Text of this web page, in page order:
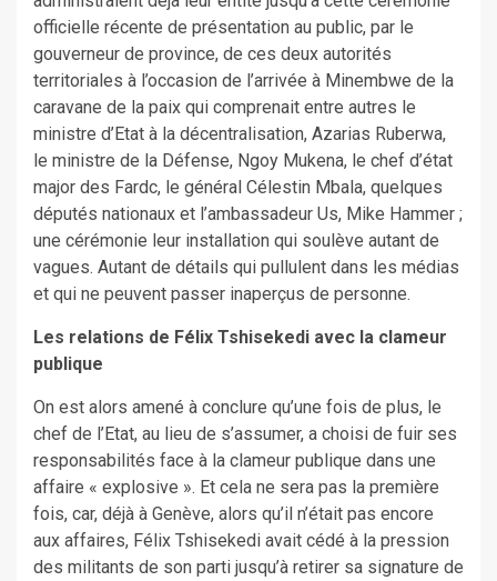
officielle récente de présentation au public, par le
gouverneur de province, de ces deux autorités
territoriales à l’occasion de l’arrivée à Minembwe de la
caravane de la paix qui comprenait entre autres le
ministre d’Etat à la décentralisation, Azarias Ruberwa,
le ministre de la Défense, Ngoy Mukena, le chef d’état
major des Fardc, le général Célestin Mbala, quelques
députés nationaux et l’ambassadeur Us, Mike Hammer ;
une cérémonie leur installation qui soulève autant de
vagues. Autant de détails qui pullulent dans les médias
et qui ne peuvent passer inaperçus de personne.
Les relations de Félix Tshisekedi avec la clameur
publique
On est alors amené à conclure qu’une fois de plus, le
chef de l’Etat, au lieu de s’assumer, a choisi de fuir ses
responsabilités face à la clameur publique dans une
affaire « explosive ». Et cela ne sera pas la première
fois, car, déjà à Genève, alors qu’il n’était pas encore
aux affaires, Félix Tshisekedi avait cédé à la pression
des militants de son parti jusqu’à retirer sa signature de